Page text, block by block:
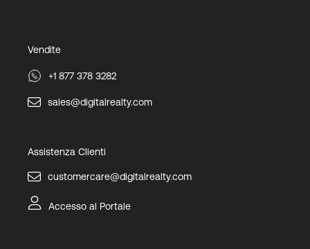
Vendite
+1 877 378 3282
sales@digitalrealty.com
Assistenza Clienti
customercare@digitalrealty.com
Accesso al Portale